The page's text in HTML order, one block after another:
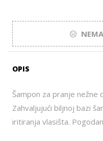
OPIS
Šampon za pranje nežne
Zahvaljujući biljnoj bazi
iritiranja vlasišta.